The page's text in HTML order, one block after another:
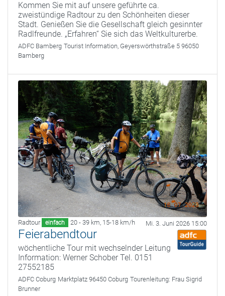
Kommen Sie mit auf unsere geführte ca.
zweistündige Radtour zu den Schönheiten dieser
Stadt. Genießen Sie die Gesellschaft gleich gesinnter
Radlfreunde. „Erfahren“ Sie sich das Weltkulturerbe.
ADFC Bamberg Tourist Information, Geyerswörthstraße 5 96050
Bamberg
Radtour einfach 20 - 39 km, 15-18 km/h Mi. 3. Juni 2026 15:00
Feierabendtour
wöchentliche Tour mit wechselnder Leitung
Information: Werner Schober Tel. 0151
27552185
ADFC Coburg Marktplatz 96450 Coburg Tourenleitung: Frau Sigrid
Brunner